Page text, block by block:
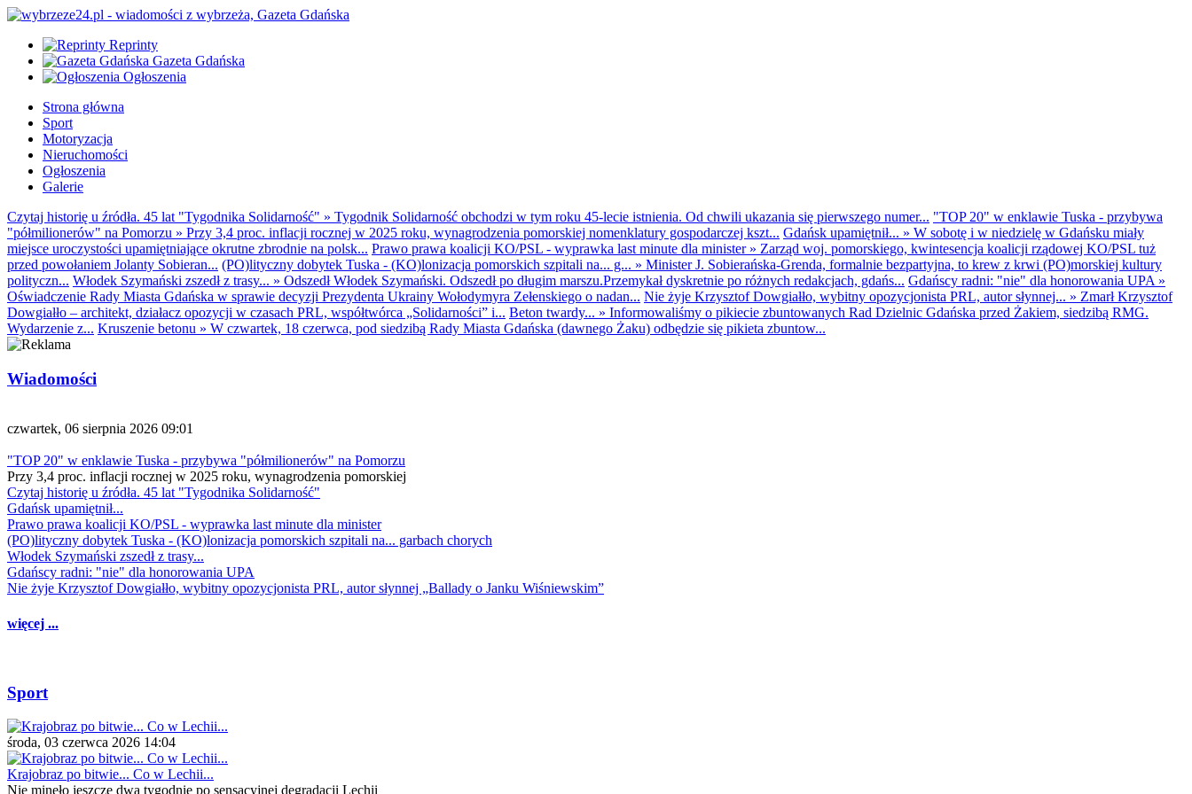
Reprinty
Gazeta Gdańska
Ogłoszenia
Strona główna
Sport
Motoryzacja
Nieruchomości
Ogłoszenia
Galerie
Czytaj historię u źródła. 45 lat "Tygodnika Solidarność" » Tygodnik Solidarność obchodzi w tym roku 45-lecie istnienia. Od chwili ukazania się pierwszego numer... "TOP 20" w enklawie Tuska - przybywa
"półmilionerów" na Pomorzu » Przy 3,4 proc. inflacji rocznej w 2025 roku, wynagrodzenia pomorskiej nomenklatury gospodarczej kszt... Gdańsk upamiętnił... » W sobotę i w niedzielę w Gdańsku miały
miejsce uroczystości upamiętniające okrutne zbrodnie na polsk... Prawo prawa koalicji KO/PSL - wyprawka last minute dla minister» Zarząd woj. pomorskiego, kwintesencja koalicji rządowej KO/PSL tuż
przed powołaniem Jolanty Sobieran... (PO)lityczny dobytek Tuska - (KO)lonizacja pomorskich szpitali na... g... » Minister J. Sobierańska-Grenda, formalnie bezpartyjna, to krew z krwi (PO)morskiej kultury
polityczn... Włodek Szymański zszedł z trasy... » Odszedł Włodek Szymański. Odszedł po długim marszu.Przemykał dyskretnie po różnych redakcjach, gdańs... Gdańscy radni: "nie" dla honorowania UPA »
Oświadczenie Rady Miasta Gdańska w sprawie decyzji Prezydenta Ukrainy Wołodymyra Zełenskiego o nadan... Nie żyje Krzysztof Dowgiałło, wybitny opozycjonista PRL, autor słynnej... » Zmarł Krzysztof
Dowgiałło – architekt, działacz opozycji w czasach PRL, współtwórca „Solidarności” i... Beton twardy... » Informowaliśmy o pikiecie zbuntowanych Rad Dzielnic Gdańska przed Żakiem, siedzibą RMG.
Wydarzenie z... Kruszenie betonu » W czwartek, 18 czerwca, pod siedzibą Rady Miasta Gdańska (dawnego Żaku) odbędzie się pikieta zbuntow...
Wiadomości
czwartek, 06 sierpnia 2026 09:01
"TOP 20" w enklawie Tuska - przybywa "półmilionerów" na Pomorzu
Przy 3,4 proc. inflacji rocznej w 2025 roku, wynagrodzenia pomorskiej
Czytaj historię u źródła. 45 lat "Tygodnika Solidarność"
Gdańsk upamiętnił...
Prawo prawa koalicji KO/PSL - wyprawka last minute dla minister
(PO)lityczny dobytek Tuska - (KO)lonizacja pomorskich szpitali na... garbach chorych
Włodek Szymański zszedł z trasy...
Gdańscy radni: "nie" dla honorowania UPA
Nie żyje Krzysztof Dowgiałło, wybitny opozycjonista PRL, autor słynnej „Ballady o Janku Wiśniewskim”
więcej ...
Sport
środa, 03 czerwca 2026 14:04
Krajobraz po bitwie... Co w Lechii...
Nie minęło jeszcze dwa tygodnie po sensacyjnej degradacji Lechii